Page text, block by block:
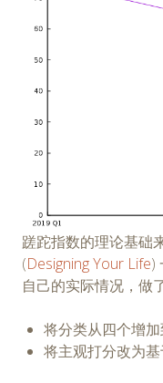
蹉跎指数的理论基础
(Designing Your Life)
自己的实际情况，做
将分类从四个增加
将主观打分改为基